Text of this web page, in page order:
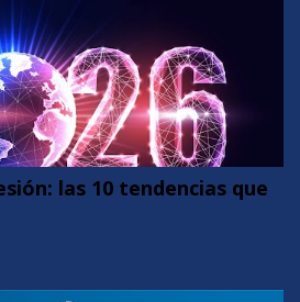
las 10 tendencias que